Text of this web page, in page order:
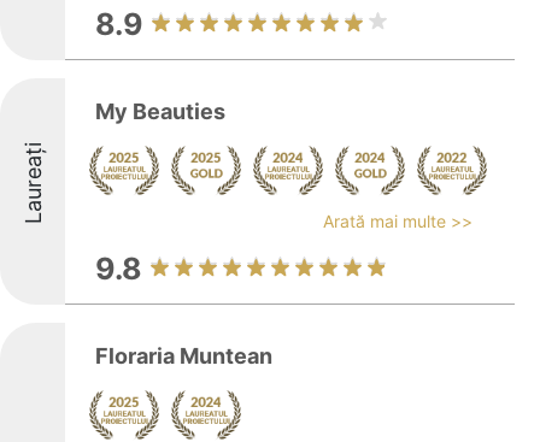
8.9
Laureați
My Beauties
Arată mai multe >>
9.8
Floraria Muntean